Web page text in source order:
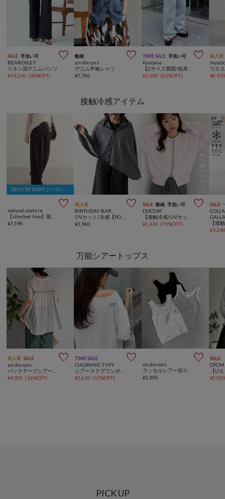
SALE 手洗い可 
BEARDSLEY
リネン混デニムパンツ
¥19,250 (30%OFF)
動画 
un dix cors
デニム半袖シャツ
¥7,700
TIME SALE 手洗い可 
Kastane
【2サイズ展開/低身長サイズ】スプレーワイドデニムパンツ
¥3,300 (62%OFF)
再入荷
mystic
ウエ
¥
接触冷感アイテム
2BUY10％OFFクーポン

natural couture
¥7,590
再入荷 
BIRTHDAY BAR
¥3,960
SALE 動画 手洗い可 
DISCOAT
¥1,430 (75%OFF)
SALE
¥
万能シアートップス
再入荷 SALE 
un dix cors
¥4,950 (16%OFF)
TIME SALE 
CIAOPANIC TYPY
¥1,650 (57%OFF)

un dix cors
¥3,300
SALE
CPCM
¥
PICK UP